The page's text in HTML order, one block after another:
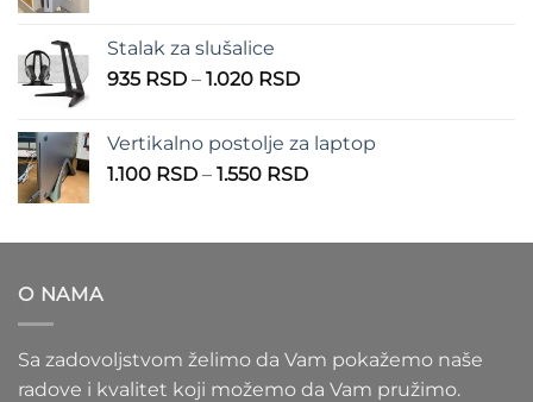
Stalak za slušalice
935 RSD – 1.020 RSDRaspon
935 RSD
do
Vertikalno postolje za laptop
1.100 RSD – 1.550 RSDRaspon
1.100 RSD
O NAMA
Sa zadovoljstvom želimo da Vam pokažemo naše
radove i kvalitet koji možemo da Vam pružimo.